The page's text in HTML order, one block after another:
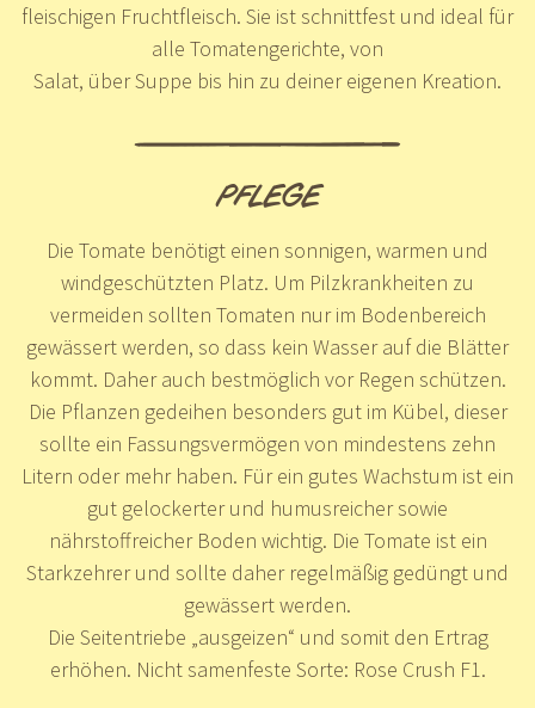
fleischigen Fruchtfleisch. Sie ist schnittfest und ideal für
alle Tomatengerichte, von
Salat, über Suppe bis hin zu deiner eigenen Kreation.
PFLEGE
Die Tomate benötigt einen sonnigen, warmen und
windgeschützten Platz. Um Pilzkrankheiten zu
vermeiden sollten Tomaten nur im Bodenbereich
gewässert werden, so dass kein Wasser auf die Blätter
kommt. Daher auch bestmöglich vor Regen schützen.
Die Pflanzen gedeihen besonders gut im Kübel, dieser
sollte ein Fassungsvermögen von mindestens zehn
Litern oder mehr haben. Für ein gutes Wachstum ist ein
gut gelockerter und humusreicher sowie
nährstoffreicher Boden wichtig. Die Tomate ist ein
Starkzehrer und sollte daher regelmäßig gedüngt und
gewässert werden.
Die Seitentriebe „ausgeizen“ und somit den Ertrag
erhöhen. Nicht samenfeste Sorte: Rose Crush F1.